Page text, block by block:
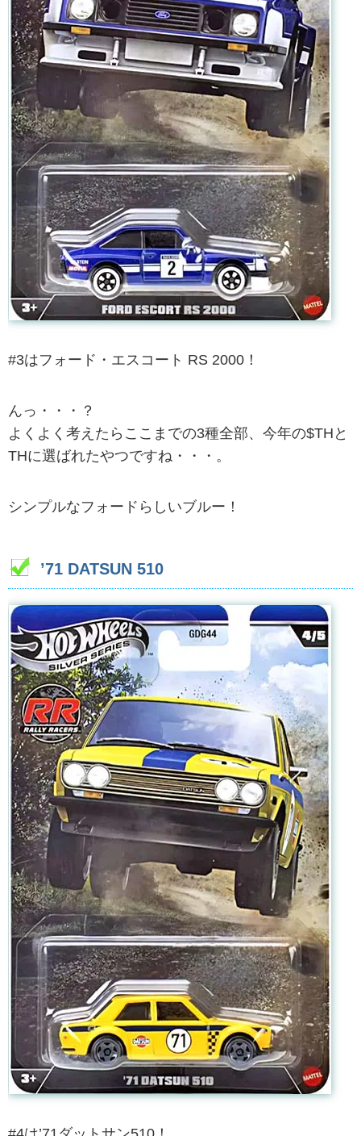
#3はフォード・エスコート RS 2000！
んっ・・・？
よくよく考えたらここまでの3種全部、今年の$THと
THに選ばれたやつですね・・・。
シンプルなフォードらしいブルー！
’71 DATSUN 510